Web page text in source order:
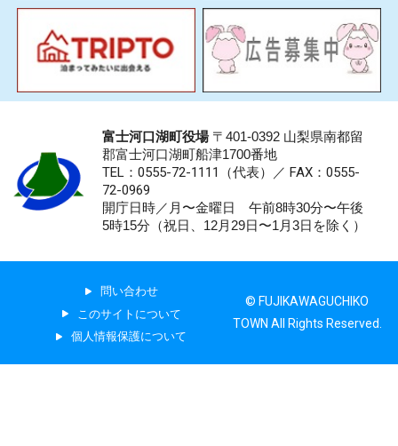
富士河口湖町役場〒401-0392 山梨県南都留
郡富士河口湖町船津1700番地
TEL：0555-72-1111 （代表）／ FAX：0555-
72-0969
開庁日時／月〜金曜日 午前8時30分〜午後
5時15分（祝日、12月29日〜1月3日を除く）
問い合わせ
このサイトについて
個人情報保護について
© FUJIKAWAGUCHIKO
TOWN All Rights Reserved.